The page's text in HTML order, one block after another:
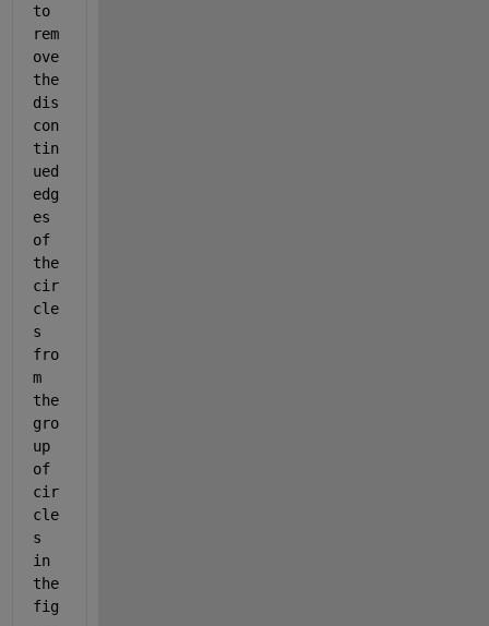
to
rem
ove
the
dis
con
tin
ued
edg
es
of
the
cir
cle
s
fro
m
the
gro
up
of
cir
cle
s
in
the
fig